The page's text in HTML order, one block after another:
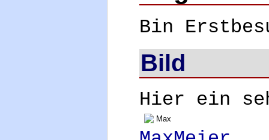
Bin
Bild
Hier ein
Max